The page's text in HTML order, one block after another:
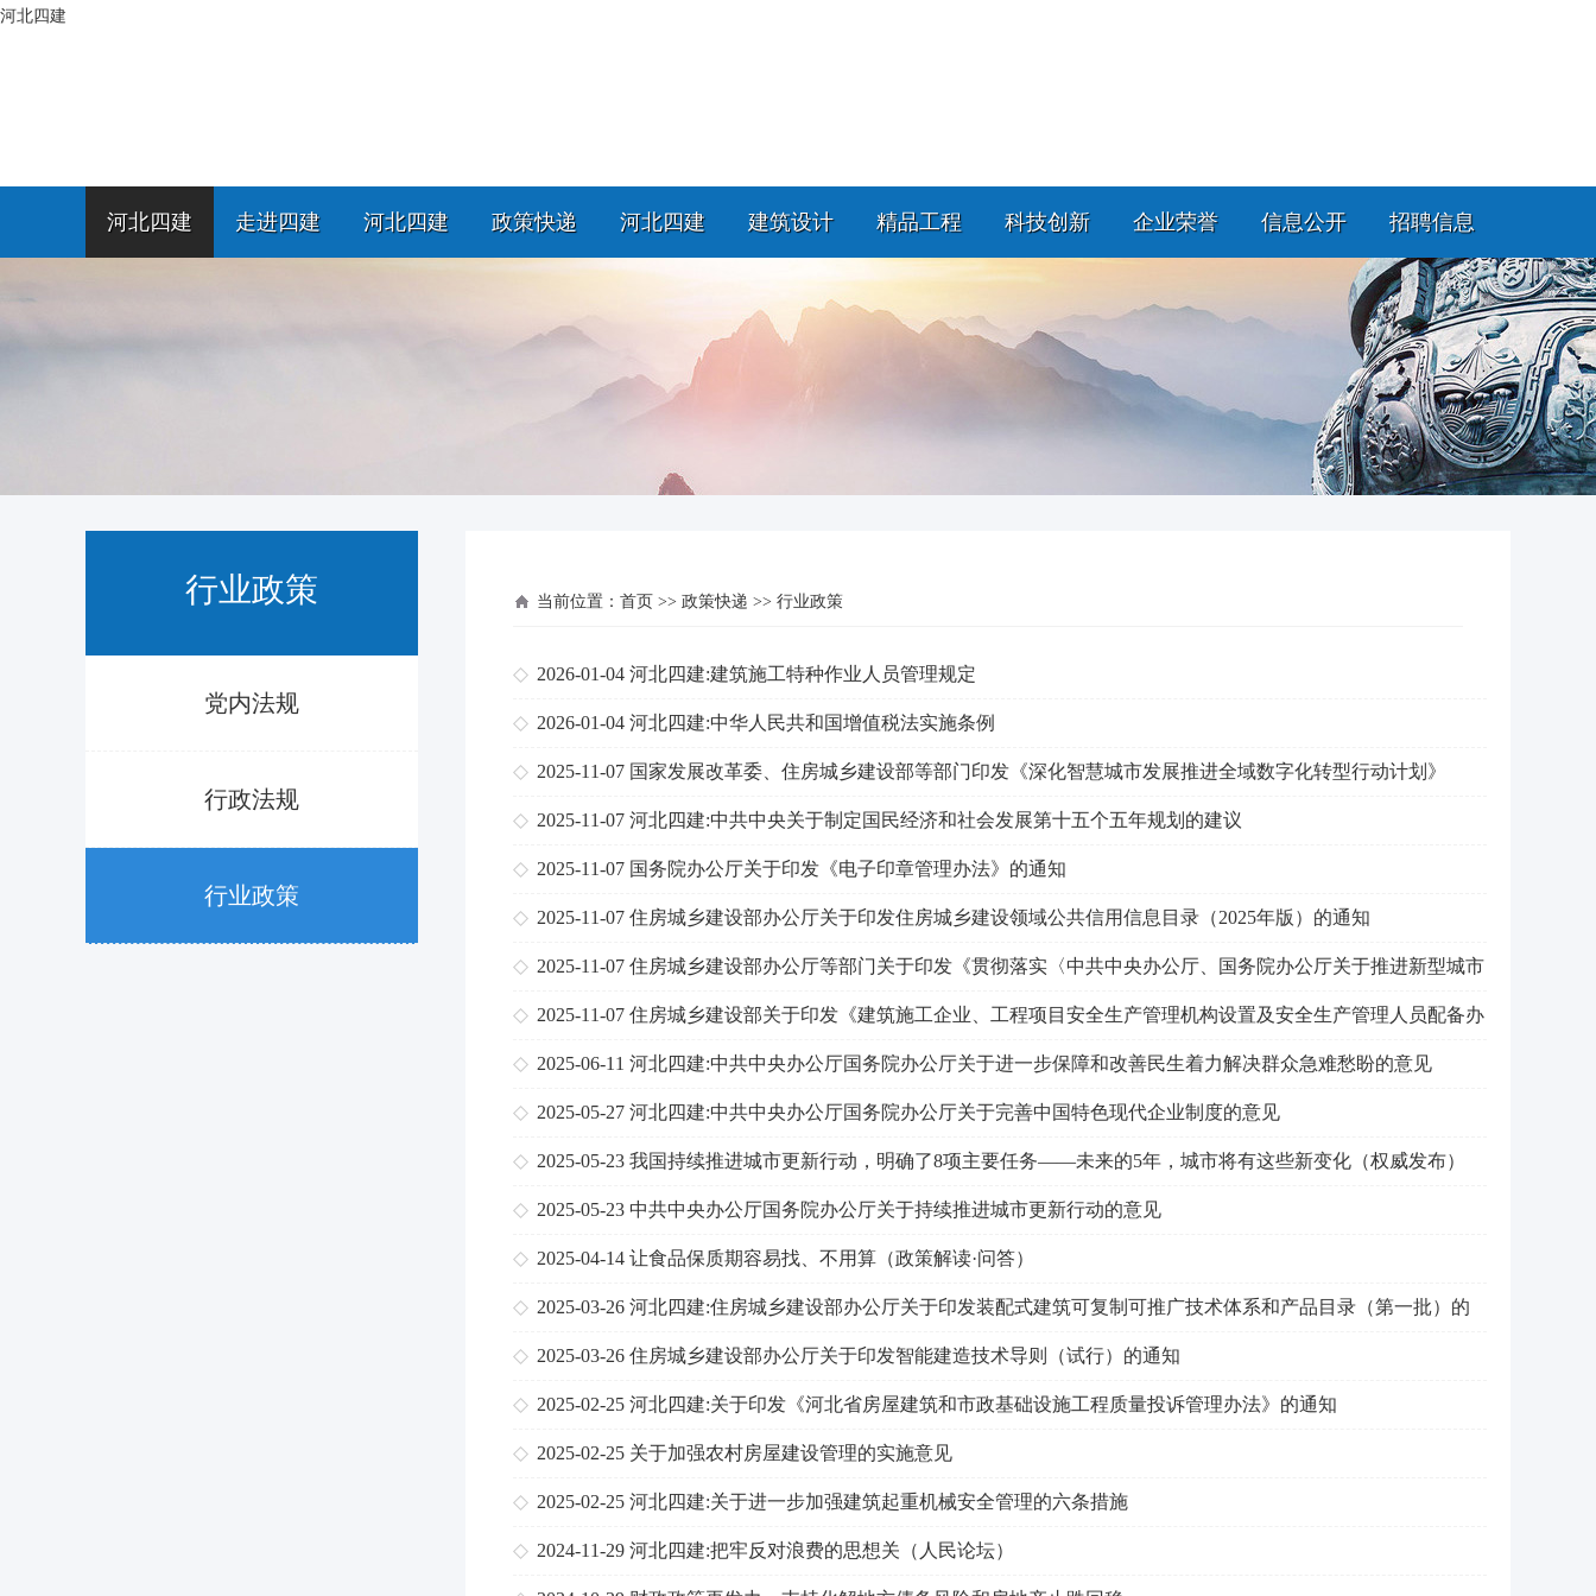
河北四建
河北四建 走进四建 河北四建 政策快递 河北四建 建筑设计 精品工程 科技创新 企业荣誉 信息公开 招聘信息
行业政策
党内法规
行政法规
行业政策
当前位置： 首页 >> 政策快递 >> 行业政策
2026-01-04 河北四建:建筑施工特种作业人员管理规定
2026-01-04 河北四建:中华人民共和国增值税法实施条例
2025-11-07 国家发展改革委、住房城乡建设部等部门印发《深化智慧城市发展推进全域数字化转型行动计划》
2025-11-07 河北四建:中共中央关于制定国民经济和社会发展第十五个五年规划的建议
2025-11-07 国务院办公厅关于印发《电子印章管理办法》的通知
2025-11-07 住房城乡建设部办公厅关于印发住房城乡建设领域公共信用信息目录（2025年版）的通知
2025-11-07 住房城乡建设部办公厅等部门关于印发《贯彻落实〈中共中央办公厅、国务院办公厅关于推进新型城市
基础设施建设打造韧性城市的意见〉行动方案（2025—202
2025-11-07 住房城乡建设部关于印发《建筑施工企业、工程项目安全生产管理机构设置及安全生产管理人员配备办
法》的通知
2025-06-11 河北四建:中共中央办公厅国务院办公厅关于进一步保障和改善民生着力解决群众急难愁盼的意见
2025-05-27 河北四建:中共中央办公厅国务院办公厅关于完善中国特色现代企业制度的意见
2025-05-23 我国持续推进城市更新行动，明确了8项主要任务——未来的5年，城市将有这些新变化（权威发布）
2025-05-23 中共中央办公厅国务院办公厅关于持续推进城市更新行动的意见
2025-04-14 让食品保质期容易找、不用算（政策解读·问答）
2025-03-26 河北四建:住房城乡建设部办公厅关于印发装配式建筑可复制可推广技术体系和产品目录（第一批）的
通知
2025-03-26 住房城乡建设部办公厅关于印发智能建造技术导则（试行）的通知
2025-02-25 河北四建:关于印发《河北省房屋建筑和市政基础设施工程质量投诉管理办法》的通知
2025-02-25 关于加强农村房屋建设管理的实施意见
2025-02-25 河北四建:关于进一步加强建筑起重机械安全管理的六条措施
2024-11-29 河北四建:把牢反对浪费的思想关（人民论坛）